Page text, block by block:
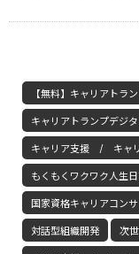
【無料】キャリアトラ
キャリアトランプデジ
キャリア支援 / キャリ
もくもくワクワク人生
国家資格キャリアコン
対話型組織開発 次